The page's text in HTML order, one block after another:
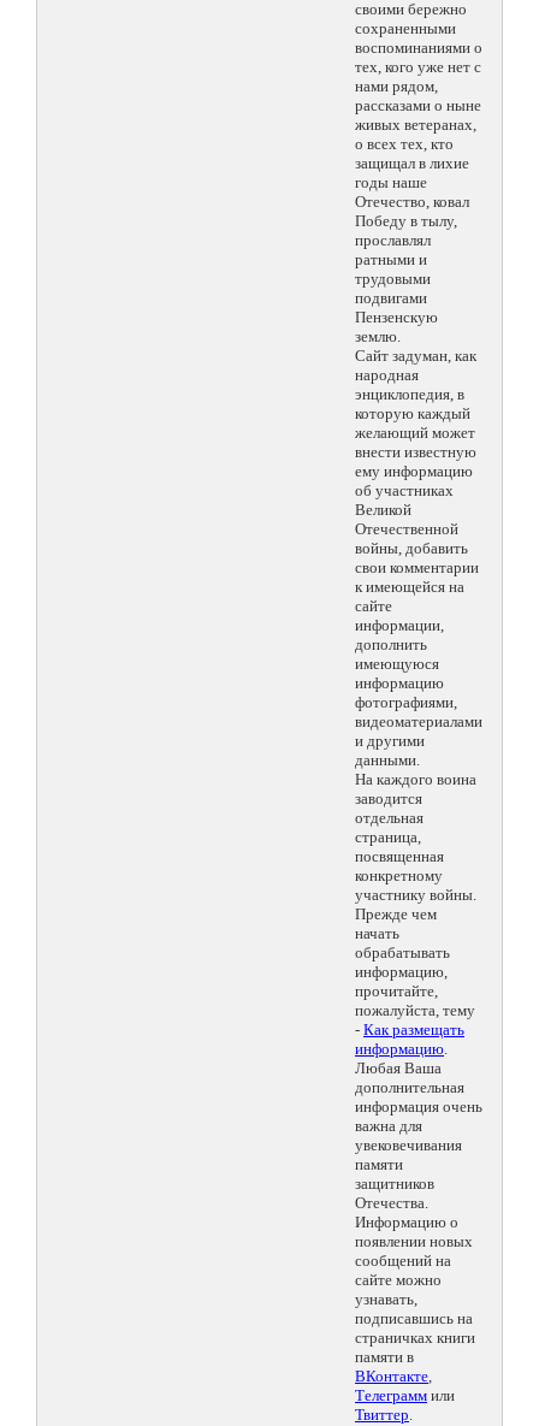
своими бережно
сохраненными
воспоминаниями о
тех, кого уже нет с
нами рядом,
рассказами о ныне
живых ветеранах,
о всех тех, кто
защищал в лихие
годы наше
Отечество, ковал
Победу в тылу,
прославлял
ратными и
трудовыми
подвигами
Пензенскую
землю.
Сайт задуман, как
народная
энциклопедия, в
которую каждый
желающий может
внести известную
ему информацию
об участниках
Великой
Отечественной
войны, добавить
свои комментарии
к имеющейся на
сайте
информации,
дополнить
имеющуюся
информацию
фотографиями,
видеоматериалами
и другими
данными.
На каждого воина
заводится
отдельная
страница,
посвященная
конкретному
участнику войны.
Прежде чем
начать
обрабатывать
информацию,
прочитайте,
пожалуйста, тему
- Как размещать
информацию.
Любая Ваша
дополнительная
информация очень
важна для
увековечивания
памяти
защитников
Отечества.
Информацию о
появлении новых
сообщений на
сайте можно
узнавать,
подписавшись на
страничках книги
памяти в
ВКонтакте,
Телеграмм или
Твиттер.